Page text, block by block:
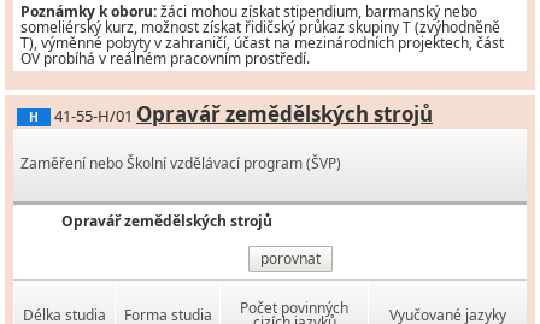
Poznámky k oboru:žáci mohou získat stipendium, barmanský nebo
someliérský kurz, možnost získat řidičský průkaz skupiny T (zvýhodněně
T), výměnné pobyty v zahraničí, účast na mezinárodních projektech, část
OV probíhá v reálném pracovním prostředí.
H 41-55-H/01 Opravář zemědělských strojů
Zaměření nebo Školní vzdělávací program (ŠVP)
Opravář zemědělských strojů
porovnat
Délka studia Forma studia Počet povinných Vyučované jazyky